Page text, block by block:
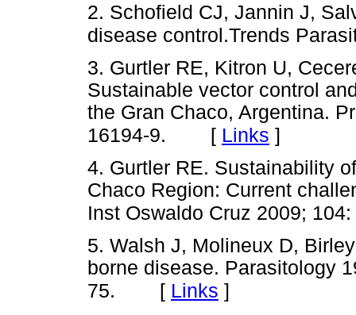
2. Schofield CJ, Jannin J,
disease control.Trends
3. Gurtler RE, Kitron U,
Sustainable vector control
the Gran Chaco, Argentina.
16194-9. [ Links ]
4. Gurtler RE. Sustainability
Chaco Region: Current
Inst Oswaldo Cruz 2009; 104:
5. Walsh J, Molineux D,
borne disease. Parasitology
75. [ Links ]